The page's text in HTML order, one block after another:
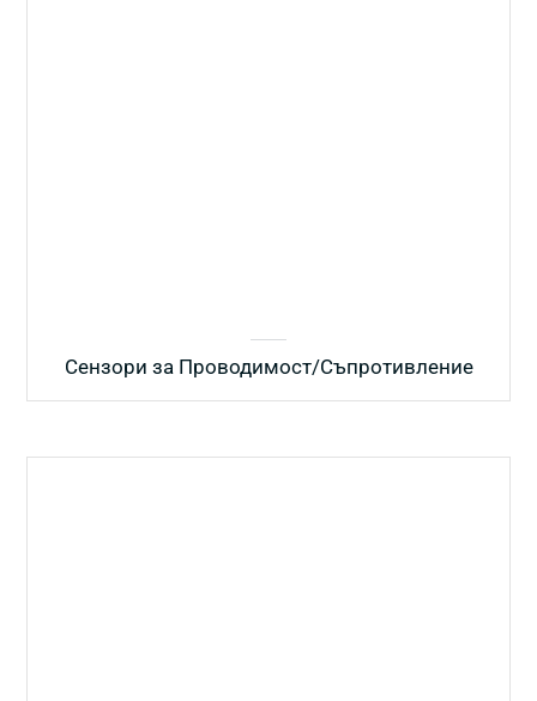
Сензори за Проводимост/Съпротивление